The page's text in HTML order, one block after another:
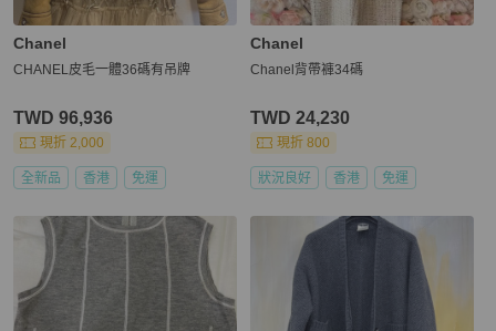
Chanel
CHANEL皮毛一體36碼有吊牌
TWD 96,936
現折 2,000
全新品 香港 免運
Chanel
Chanel背帶褲34碼
TWD 24,230
現折 800
狀況良好 香港 免運